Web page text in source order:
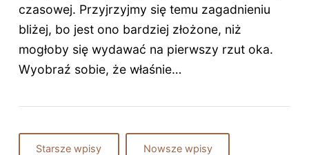
czasowej. Przyjrzyjmy się temu zagadnieniu
bliżej, bo jest ono bardziej złożone, niż
mogłoby się wydawać na pierwszy rzut oka.
Wyobraź sobie, że właśnie…
Starsze wpisy Nowsze wpisy